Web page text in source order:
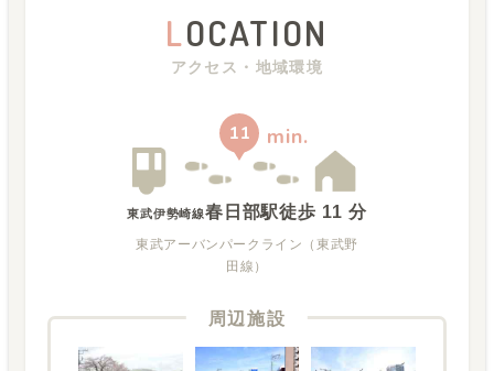
LOCATION
アクセス・地域環境
11 min.
東武伊勢崎線春日部駅徒歩 11 分
東武アーバンパークライン（東武野
田線）
周辺施設